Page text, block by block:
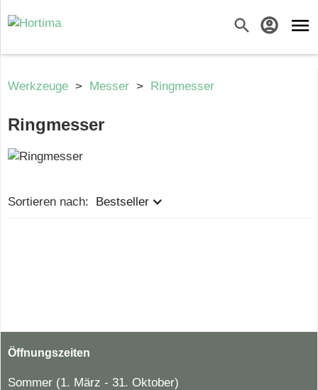
search account_circle menu
Werkzeuge > Messer > Ringmesser
Ringmesser
Sortieren nach: Bestseller
Öffnungszeiten
Sommer (1. März - 31. Oktober)